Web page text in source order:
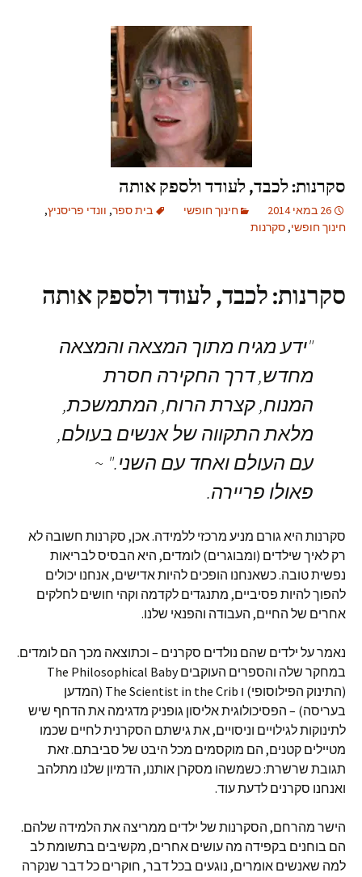
סקרנות: לכבד, לעודד ולספק אותה
26 במאי 2014 חינוך חופשי בית ספר, וונדי פריסניץ,
חינוך חופשי, סקרנות
סקרנות: לכבד, לעודד ולספק אותה
"ידע מגיח מתוך המצאה והמצאה
מחדש, דרך החקירה חסרת
המנוח, קצרת הרוח, המתמשכת,
מלאת התקווה של אנשים בעולם,
עם העולם ואחד עם השני." ~
פאולו פריירה.
סקרנות היא גורם מניע מרכזי ללמידה. אכן, סקרנות חשובה לא
רק לאיך שילדים (ומבוגרים) לומדים, היא הבסיס לבריאות
נפשית טובה. כשאנחנו הופכים להיות אדישים, אנחנו יכולים
להפוך להיות פסיביים, מתנגדים לקדמה וקהי חושים לחלקים
אחרים של החיים, העבודה והפנאי שלנו.
נאמר על ילדים שהם נולדים סקרנים – וכתוצאה מכך הם לומדים.
במחקר שלה והספרים העוקבים The Philosophical Baby
(התינוק הפילוסופי) ו The Scientist in the Crib (המדען
בעריסה) – הפסיכולוגית אליסון גופניק מדגימה את הדחף שיש
לתינוקות לגילויים וניסויים, את גישתם הסקרנית לחיים שכמו
מטיילים קטנים, הם מוקסמים מכל היבט של סביבתם. זאת
תגובת שרשרת: כשמשהו מסקרן אותנו, הדמיון שלנו מתלהב
ואנחנו סקרנים לדעת עוד.
הישר מהרחם, הסקרנות של ילדים ממריצה את הלמידה שלהם.
הם בוחנים בקפידה מה עושים אחרים, מקשיבים בתשומת לב
למה שאנשים אומרים, נוגעים בכל דבר, חוקרים כל דבר שנקרה